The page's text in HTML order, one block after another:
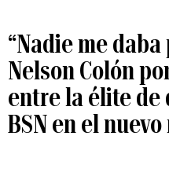
“Nadie me
Nelson Colón
entre la élite
BSN en el